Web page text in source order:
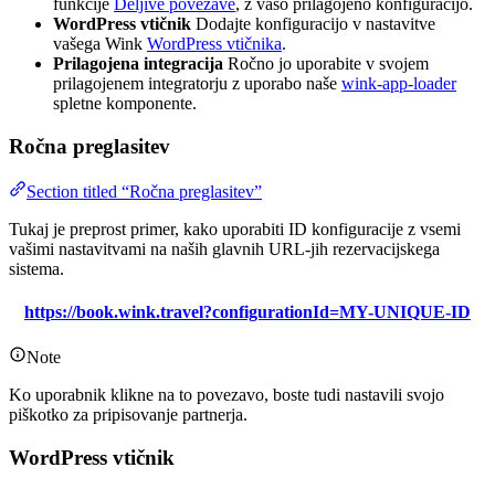
funkcije Deljive povezave, z vašo prilagojeno konfiguracijo.
WordPress vtičnik Dodajte konfiguracijo v nastavitve
vašega Wink WordPress vtičnika.
Prilagojena integracija Ročno jo uporabite v svojem
prilagojenem integratorju z uporabo naše wink-app-loader
spletne komponente.
Ročna preglasitev
Section titled “Ročna preglasitev”
Tukaj je preprost primer, kako uporabiti ID konfiguracije z vsemi
vašimi nastavitvami na naših glavnih URL-jih rezervacijskega
sistema.
https://book.wink.travel?configurationId=MY-UNIQUE-ID
Note
Ko uporabnik klikne na to povezavo, boste tudi nastavili svojo
piškotko za pripisovanje partnerja.
WordPress vtičnik